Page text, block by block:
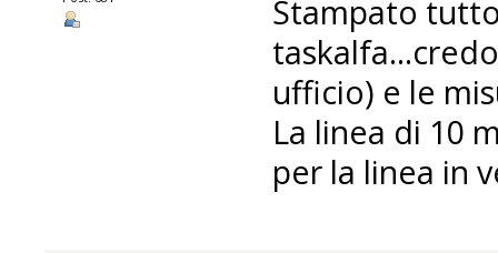
Stampato
ufficio) e le
La linea di 10
per la linea in